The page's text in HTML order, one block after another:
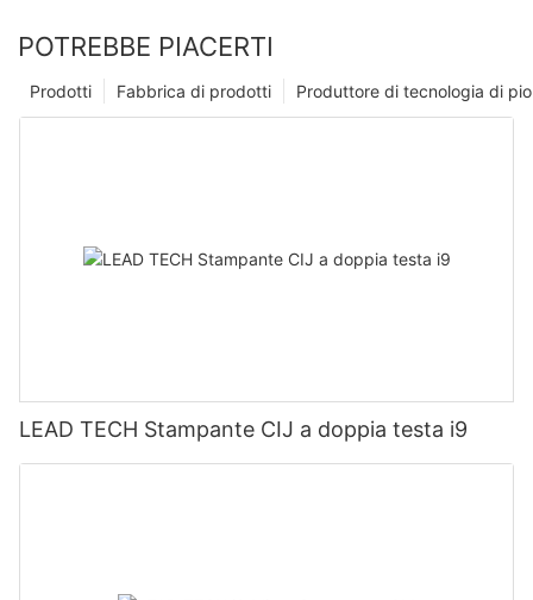
POTREBBE PIACERTI
Produttore di tecnologia di
Fabbrica di prodotti
Prodotti
LEAD TECH Stampante CIJ a doppia testa i9